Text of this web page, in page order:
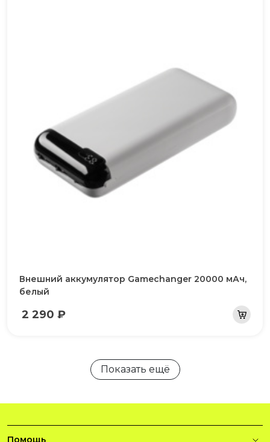
Внешний аккумулятор Gamechanger 20000 мАч,
белый
2 290 ₽
Показать ещё
Помощь